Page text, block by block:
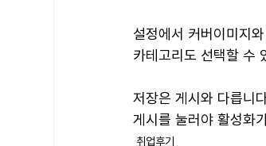
설정에서 커버이미지
카테고리도 선택할 수
저장은 게시와 다릅니
게시를 눌러야 활성화
취업후기